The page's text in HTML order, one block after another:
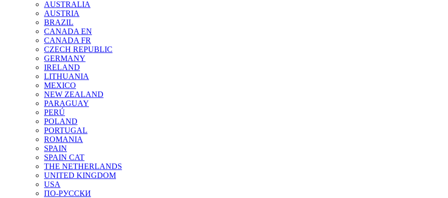
AUSTRALIA
AUSTRIA
BRAZIL
CANADA EN
CANADA FR
CZECH REPUBLIC
GERMANY
IRELAND
LITHUANIA
MEXICO
NEW ZEALAND
PARAGUAY
PERÚ
POLAND
PORTUGAL
ROMANIA
SPAIN
SPAIN CAT
THE NETHERLANDS
UNITED KINGDOM
USA
ПО-РУССКИ